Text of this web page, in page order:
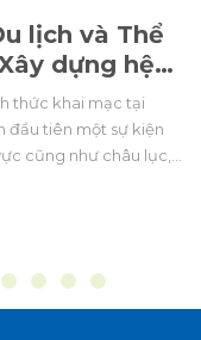
lịch và Thể
dựng hệ
phát triển,
thức khai mạc tại
đầu tiên một sự kiện
cũng như châu lục,